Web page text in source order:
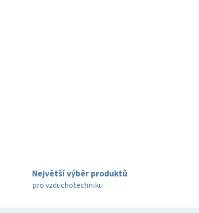
Největší výběr produktů
pro vzduchotechniku